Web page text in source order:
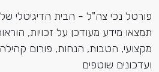
פורטל נכי צה"ל - הבית הדיגיטלי
תמצאו מידע מעודכן על זכויות,
מקצועי, הטבות, הנחות, פורום
ועדכונים שוטפים